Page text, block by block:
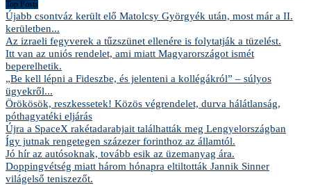
Top Posts
Újabb csontváz került elő Matolcsy Györgyék után, most már a II.
kerületben...
Az izraeli fegyverek a tűzszünet ellenére is folytatják a tüzelést.
Itt van az uniós rendelet, ami miatt Magyarországot ismét
beperelhetik.
„Be kell lépni a Fideszbe, és jelenteni a kollégákról” – súlyos
ügyekről...
Örökösök, reszkessetek! Közös végrendelet, durva hálátlanság,
póthagyatéki eljárás
Újra a SpaceX rakétadarabjait találhatták meg Lengyelországban
Így jutnak rengetegen százezer forinthoz az államtól.
Jó hír az autósoknak, tovább esik az üzemanyag ára.
Doppingvétség miatt három hónapra eltiltották Jannik Sinner
világelső teniszezőt.